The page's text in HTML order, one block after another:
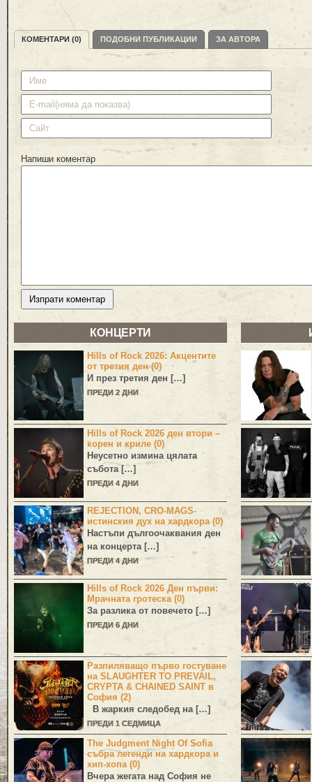
КОМЕНТАРИ (0) ПОДОБНИ ПУБЛИКАЦИИ ЗА АВТОРА
Напиши коментар
КОНЦЕРТИ
Hills of Rock 2026: Акцентите
от третия ден (0)
И през третия ден […]
ПРЕДИ 2 ДНИ
Hills of Rock 2026 ден втори –
корен и криле (0)
Неусетно измина цялата
събота […]
ПРЕДИ 4 ДНИ
REJECTION, CRO-MAGS-
истинския дух на хардкора (0)
Настъпи дългоочаквания ден
на концерта […]
ПРЕДИ 4 ДНИ
Hills of Rock 2026 Ден първи:
Мрачната гротеска (0)
За разлика от повечето […]
ПРЕДИ 6 ДНИ
Разпиляващо първо гостуване
на SLAUGHTER TO PREVAIL,
CRYPTA & CHAINED SAINT в
София (2)
В жаркия следобед на […]
ПРЕДИ 1 СЕДМИЦА
The Judgment Night Of Sofia
събра легенди на хардкора и
хип-хопа (0)
Вчера жегата над София не